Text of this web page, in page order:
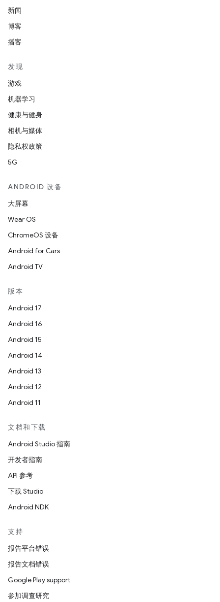
新闻
博客
播客
发现
游戏
机器学习
健康与健身
相机与媒体
隐私权政策
5G
ANDROID 设备
大屏幕
Wear OS
ChromeOS 设备
Android for Cars
Android TV
版本
Android 17
Android 16
Android 15
Android 14
Android 13
Android 12
Android 11
文档和下载
Android Studio 指南
开发者指南
API 参考
下载 Studio
Android NDK
支持
报告平台错误
报告文档错误
Google Play support
参加调查研究